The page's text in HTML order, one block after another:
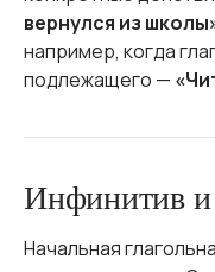
вернулся из
например, когда
подлежащего —
Инфинитив и
Начальная